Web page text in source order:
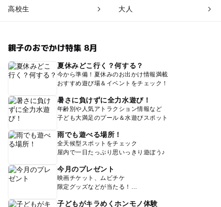
高校生 大人
親子のおでかけ特集 8月
夏休みどこ行く？何する？
今から準備！夏休みのお出かけ情報満載
おすすめ遊び場＆イベントをチェック！
暑さに負けずに全力水遊び！
年齢別や人気アトラクション情報など
子ども大満足のプール＆水遊びスポット
雨でも遊べる場所！
全天候型スポットをチェック
屋内で一日たっぷり思いっきり遊ぼう♪
今月のプレゼント
映画チケット、ムビチケ
限定グッズなどが当たる！
子どもがキラめくホンモノ体験